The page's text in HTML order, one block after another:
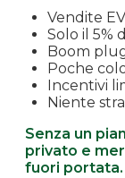
Vendite
Solo il 5%
Boom
Poche
Incentivi
Niente
Senza un
privato e
fuori portata.